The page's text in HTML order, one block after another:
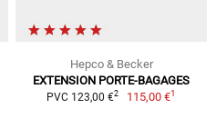
Hepco & Becker
EXTENSION PORTE-BAGAGES
PVC 123,00 €2 115,00 €1